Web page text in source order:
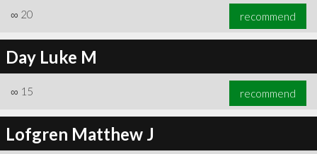
∞ 20 recommend
Day Luke M
∞ 15 recommend
Lofgren Matthew J